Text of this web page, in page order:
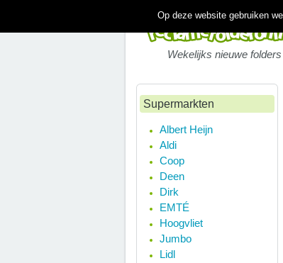
Wekelijks nieuwe
Supermarkten
Albert Heijn
Aldi
Coop
Deen
Dirk
EMTÉ
Hoogvliet
Jumbo
Lidl
Op deze website gebruiken